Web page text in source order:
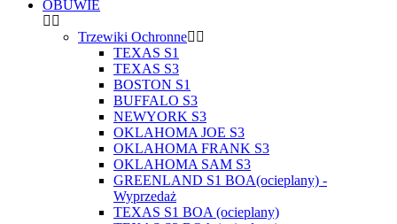
OBUWIE
Trzewiki Ochronne
TEXAS S1
TEXAS S3
BOSTON S1
BUFFALO S3
NEWYORK S3
OKLAHOMA JOE S3
OKLAHOMA FRANK S3
OKLAHOMA SAM S3
GREENLAND S1 BOA(ocieplany) -
Wyprzedaż
TEXAS S1 BOA (ocieplany)